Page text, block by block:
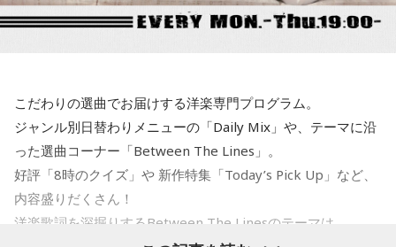
指して適切に金融政策をやってください、政府の日本経済再
ないということです。重要であれば、しっかり名前を出して
寺島「ベッセント財務長官はどういったかと言いますと、こ
れはNHKによるんですが…NHKの独占インタビューだったよ
うな感じです。日米の金利差が円安の要因だと指摘される
中、日銀が次の会合で利上げに踏み切るべきかと問われたの
に対し、ベッセント財務長官は具体的な政策の方向性への言
及は避けつつ、「植田総裁とは15年以上の知り合いで、絶大
こだわりの選曲でお届けする洋楽専門プログラム。
ジャンル別日替わりメニューの「Daily Mix」や、テーマに沿
った選曲コーナー「Between The Lines」。
好評「8時のクイズ」や 新作特集「Today’s Pick Up」など、
内容盛りだくさん！
洋楽歌詞を深掘りするBetween The Linesのテーマは